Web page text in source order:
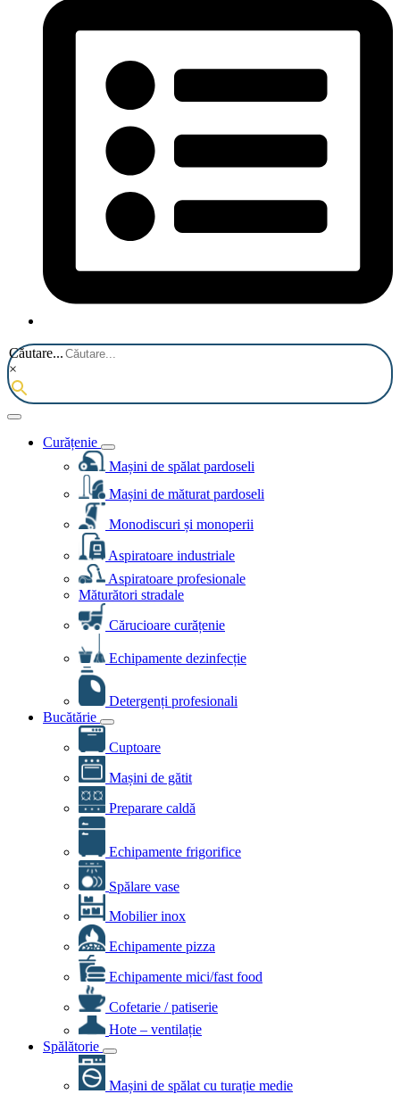
Căutare...
×
Curățenie
Mașini de spălat pardoseli
Mașini de măturat pardoseli
Monodiscuri și monoperii
Aspiratoare industriale
Aspiratoare profesionale
Măturători stradale
Cărucioare curățenie
Echipamente dezinfecție
Detergenți profesionali
Bucătărie
Cuptoare
Mașini de gătit
Preparare caldă
Echipamente frigorifice
Spălare vase
Mobilier inox
Echipamente pizza
Echipamente mici/fast food
Cofetarie / patiserie
Hote – ventilație
Spălătorie
Mașini de spălat cu turație medie